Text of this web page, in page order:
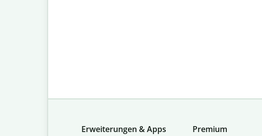
Erweiterungen & Apps
Premium